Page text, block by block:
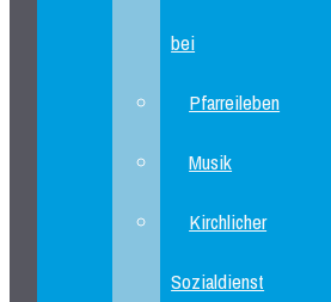
bei
Pfarreileben
Musik
Kirchlicher
Sozialdienst